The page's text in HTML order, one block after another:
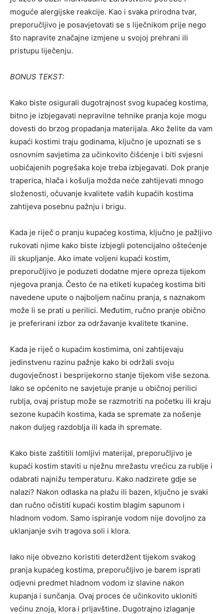
moguće alergijske reakcije. Kao i svaka prirodna tvar,
preporučljivo je posavjetovati se s liječnikom prije nego
što napravite značajne izmjene u svojoj prehrani ili
pristupu liječenju.
BONUS TEKST:
Kako biste osigurali dugotrajnost svog kupaćeg kostima,
bitno je izbjegavati nepravilne tehnike pranja koje mogu
dovesti do brzog propadanja materijala. Ako želite da vam
kupaći kostimi traju godinama, ključno je upoznati se s
osnovnim savjetima za učinkovito čišćenje i biti svjesni
uobičajenih pogrešaka koje treba izbjegavati. Dok pranje
traperica, hlača i košulja možda neće zahtijevati mnogo
složenosti, očuvanje kvalitete vaših kupaćih kostima
zahtijeva posebnu pažnju i brigu.
Kada je riječ o pranju kupaćeg kostima, ključno je pažljivo
rukovati njime kako biste izbjegli potencijalno oštećenje
ili skupljanje. Ako imate voljeni kupaći kostim,
preporučljivo je poduzeti dodatne mjere opreza tijekom
njegova pranja. Često će na etiketi kupaćeg kostima biti
navedene upute o najboljem načinu pranja, s naznakom
može li se prati u perilici. Međutim, ručno pranje obično
je preferirani izbor za održavanje kvalitete tkanine.
Kada je riječ o kupaćim kostimima, oni zahtijevaju
jedinstvenu razinu pažnje kako bi održali svoju
dugovječnost i besprijekorno stanje tijekom više sezona.
Iako se općenito ne savjetuje pranje u običnoj perilici
rublja, ovaj pristup može se razmotriti na početku ili kraju
sezone kupaćih kostima, kada se spremate za nošenje
nakon duljeg razdoblja ili kada ih spremate.
Kako biste zaštitili lomljivi materijal, preporučljivo je
kupaći kostim staviti u nježnu mrežastu vrećicu za rublje i
odabrati najnižu temperaturu. Kako nadzirete gdje se
nalazi? Nakon odlaska na plažu ili bazen, ključno je svaki
dan ručno očistiti kupaći kostim blagim sapunom i
hladnom vodom. Samo ispiranje vodom nije dovoljno za
uklanjanje svih tragova soli i klora.
Iako nije obvezno koristiti deterdžent tijekom svakog
pranja kupaćeg kostima, preporučljivo je barem isprati
odjevni predmet hladnom vodom iz slavine nakon
kupanja i sunčanja. Ovaj proces će učinkovito ukloniti
većinu znoja, klora i prljavštine. Dugotrajno izlaganje